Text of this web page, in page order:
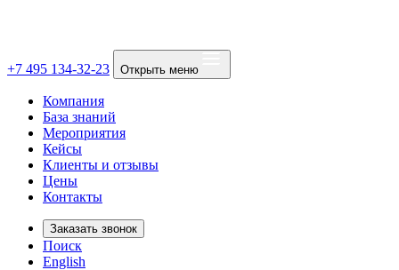
+7 495 134-32-23 Открыть меню
Компания
База знаний
Мероприятия
Кейсы
Клиенты и отзывы
Цены
Контакты
Заказать звонок
Поиск
English